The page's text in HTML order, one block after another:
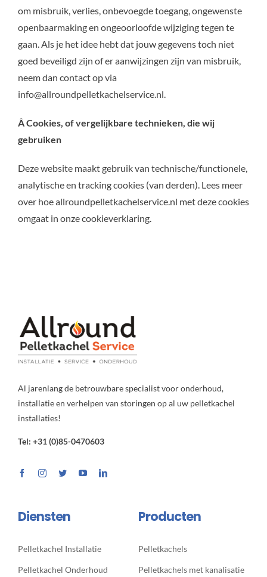
om misbruik, verlies, onbevoegde toegang, ongewenste
openbaarmaking en ongeoorloofde wijziging tegen te
gaan. Als je het idee hebt dat jouw gegevens toch niet
goed beveiligd zijn of er aanwijzingen zijn van misbruik,
neem dan contact op via
info@allroundpelletkachelservice.nl.
Â Cookies, of vergelijkbare technieken, die wij
gebruiken
Deze website maakt gebruik van technische/functionele,
analytische en tracking cookies (van derden). Lees meer
over hoe allroundpelletkachelservice.nl met deze cookies
omgaat in onze cookieverklaring.
Al jarenlang de betrouwbare specialist voor onderhoud,
installatie en verhelpen van storingen op al uw pelletkachel
installaties!
Tel: +31 (0)85-0470603
Diensten
Pelletkachel Installatie
Pelletkachel Onderhoud
Producten
Pelletkachels
Pelletkachels met kanalisatie